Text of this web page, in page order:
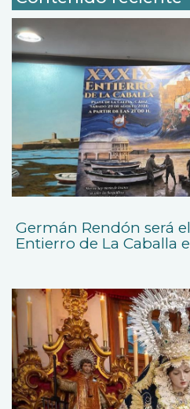
Germán Rendón será
Entierro de La Caballa